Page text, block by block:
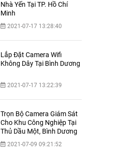
Nhà Yến Tại TP. Hồ Chí
Minh
2021-07-17 13:28:40
Lắp Đặt Camera Wifi
Không Dây Tại Bình Dương
2021-07-17 13:22:39
Trọn Bộ Camera Giám Sát
Cho Khu Công Nghiệp Tại
Thủ Dầu Một, Bình Dương
2021-07-09 09:21:52